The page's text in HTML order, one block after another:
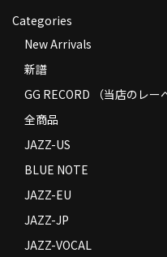
Privacy Policy
特定商取引法に基づく表示
Categories
New Arrivals
新譜
GG RECORD （当店のレー
全商品
JAZZ-US
BLUE NOTE
JAZZ-EU
JAZZ-JP
JAZZ-VOCAL